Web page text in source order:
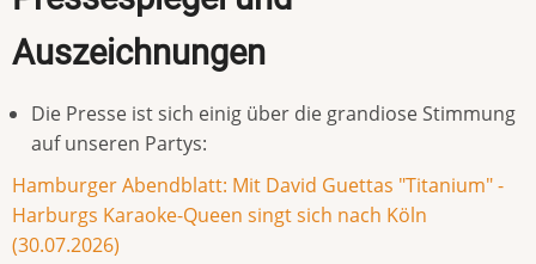
Auszeichnungen
Die Presse ist sich einig über die grandiose Stimmung
auf unseren Partys:
Hamburger Abendblatt: Mit David Guettas "Titanium" -
Harburgs Karaoke-Queen singt sich nach Köln
(30.07.2026)